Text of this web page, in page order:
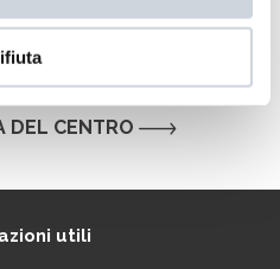
DEL CENTRO
utili